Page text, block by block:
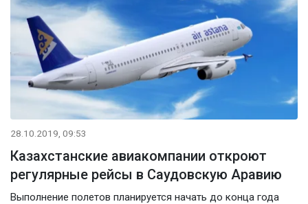
28.10.2019, 09:53
Казахстанские авиакомпании откроют
регулярные рейсы в Саудовскую Аравию
Выполнение полетов планируется начать до конца года